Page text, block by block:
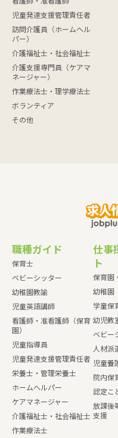
児童発達支援管理責任者
訪問介護員（ホームヘル
パー）
介護福祉士・社会福祉士
介護支援専門員（ケアマ
ネージャー）
作業療法士・理学療法士
ボランティア
その他
職種ガイド
保育士
ベビーシッター
幼稚園教諭
児童英語講師
看護師・准看護師（保育
園）
児童指導員
児童発達支援管理責任者
栄養士・管理栄養士
ホームヘルパー
ケアマネージャー
介護福祉士・社会福祉士
作業療法士
仕事
ト
保育園
幼稚園
学童保
幼児教
ベビー
人材派
児童養
院内保
認定こ
放課後
支援